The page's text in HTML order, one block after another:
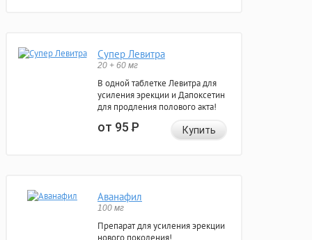
Супер Левитра
20 + 60 мг
В одной таблетке Левитра для
усиления эрекции и Дапоксетин
для продления полового акта!
от 95Р Купить
Аванафил
100 мг
Препарат для усиления эрекции